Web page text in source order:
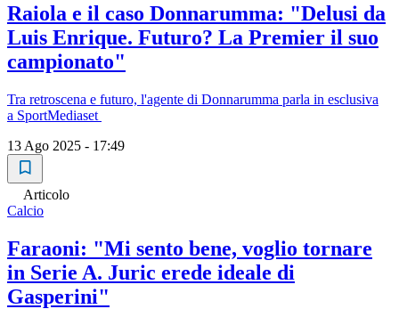
Raiola e il caso Donnarumma: "Delusi da
Luis Enrique. Futuro? La Premier il suo
campionato"
Tra retroscena e futuro, l'agente di Donnarumma parla in esclusiva
a SportMediaset
13 Ago 2025 - 17:49
Articolo
Calcio
Faraoni: "Mi sento bene, voglio tornare
in Serie A. Juric erede ideale di
Gasperini"